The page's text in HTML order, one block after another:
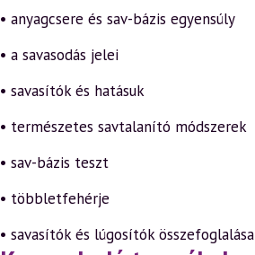
• anyagcsere és sav-bázis egyensúly
• a savasodás jelei
• savasítók és hatásuk
• természetes savtalanító módszerek
• sav-bázis teszt
• többletfehérje
• savasítók és lúgosítók összefoglalása